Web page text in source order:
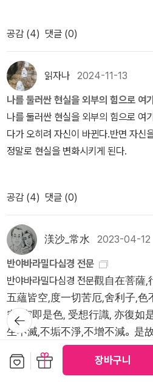
장바구니
음인데 음역이라 그런지 발음이 많이
리에게 떠나라고 외치고 있답니다.미
너가자. 다함께 건너가자! 위대한 깨달
은 '깨달음의 마음이여! 떠나자. 떠나
가자. 하하하! 이 얼마나 기쁜가!'이라
이 문구를 책의 8장 마지막에서는 다
한 주문'이란 단어에서 좀 그런 느낌이
이 지쳐 있을 때,아무리 노력해도 소
때,반야심경 속 신비한 주문을 외워라.'
모여 관계를 맺고 유지하면서 살아가
있다고 믿고 그분의 말씀만을 따라야
각을 가진 사람과의 관계를 생각하면
면 반야심경에서 말하는 것처럼 눈에
자리하고 있는 욕심과 번뇌를 내려놓
존하는데 가장 좋은 방법같기도 합니
부가 아닌, 보는 사람 관점이나 시간 흐
든 것들이 변화하고 사라지기에 허망
봐야할지 애매하게 다가오고 마음으
렇지 못한 사람들은 존경을 받지 못
으로 만들어졌다. 개념도 일종의 ‘기호
는 것을 의미한다. “진정한 해탈은 일
다. ‘번뇌가 곧 보리’라고 했다. 이것은
여주는 개념이다.” - p30 불교에서 중
온, 상온, 행온, 식온이 그것이다. 오온
오온으로 우리의 생명과 자아를 해석
시공, 공즉시색’의 색은 오온은 첫 번째
주재자가 없고, 운명으로 정해진 것
니라는 뜻이다. 모든 것은 인연에 의해
란 인연에 대해 아는 것이다.” - p98
세상을 산다. 그러면서 ‘희로애락’을
가는 슬프다. 하지만 결국 이것도 우리
아파트, 직장을 갖고, 사고 싶은 것을 마
개념으로 만들었다. 그런데 막상 이러
사람들이 부지기수다. 더 많은 부와
때문이다. 《반야심경》의 ‘반야’는 ‘
이다”라는 것을 인식하고, 모든 것에
일상을 ‘수행’의 개념으로 생각하고, ‘
한다. 심지어 ‘선과 악’을 나누는 행위
에 입문하려는 사람,나와 같이 늘 근심
지 못한 사람, 어떻게 인생의 고통에서 벗어날 수 있을지에 대해서 고
민하는 사람들, 어떻게 해야 자유로운
사람들이라면이 책 <반야심경 마음공
<출판사로부터 도서를 제공받아 작성
다. 불교에서 가장 유명한 말이 '색즉
'공'은 비었다는 뜻입니다. 즉 몸은 사
우리는 우리 육신이 행복하고 안락하
하는데요, 불교에서는 이 몸은 너의 몸
고 이야기하는 것이죠. 만약 이 몸이 진
너를 고통스럽게 할 리가 없지 않느냐
자신을 괴롭힐 수 있느냐는 것이죠. 이
것이고, 언젠가는 죽어서 먼지가 됩니
않는 것입니다. 색즉시공은 결국 눈에
젠가는 죽어서 먼지가 될 것이며, 죽으
고 그것을 얻기 위해 때로는 나쁜 생
보이는 것은 극히 일부에 불과하며, 보
다는 것을 깨달아야 합니다. 그것을 깨
은 세상에서 얽매여 살지 않고 좀 더
은 마음가짐으로 인생을 살아갈 수 있
풀리거나 실패하면 너무나 괴로워합니
자살하는 사람도 있습니다. 하지만 불
것은 없다고 이야기합니다. 실패도 그
저 하나의 경험이라는 것입니다. 그
공감 (4) 댓글 (0)
읽자나 2024-11-13
나를 둘러싼 현실을 외부의 힘으로 여
나를 둘러싼 현실을 외부의 힘으로 여
다가 오히려 자신이 바뀐다.반면 자신
정말로 현실을 변화시키게 된다.
공감 (4) 댓글 (0)
渼沙_常水 2023-04-12
반야바라밀다심경 전문
반야바라밀다심경 전문觀自在菩
五蘊皆空,度一切苦厄,舍利子,色
空, 空即是色, 受想行識, 亦復如
生不滅,不垢不淨,不增不減。是
受, 想, 行, 識, 無眼, 耳, 鼻 舌, 身
法, 無眼界, 乃至 無意識界. 無無
뒤로가
기